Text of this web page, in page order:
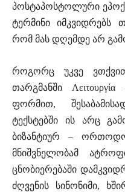
პოსტაპოსტოლური
ტერმინი იმკვიდრებს
რომ მას დღემდე არ
როგორც უკვე
თარგმანში
ფორმით,
ტექსტებში ის არც
ბიზანტიურ –
მნიშვნელობამ
ცნობიერებაში
ძღვენის სინონიმი,